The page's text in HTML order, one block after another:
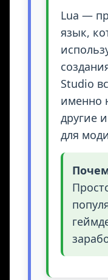
Lua —
язык,
Studio
именно
другие
для